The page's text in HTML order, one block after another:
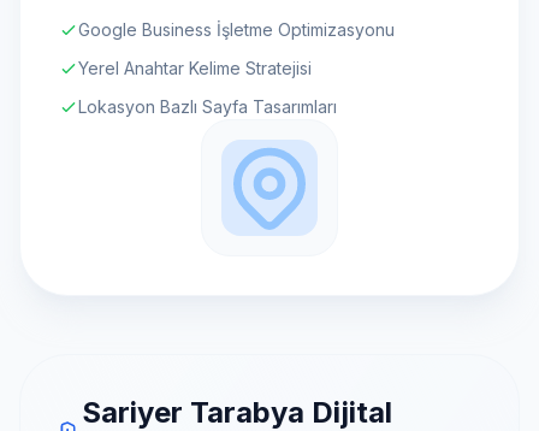
Google Business İşletme Optimizasyonu
Yerel Anahtar Kelime Stratejisi
Lokasyon Bazlı Sayfa Tasarımları
Sariyer Tarabya Dijital